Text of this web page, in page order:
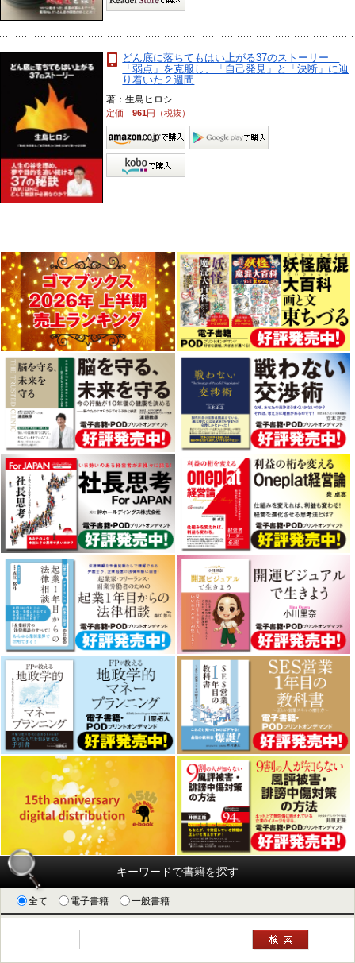
どん底に落ちてもはい上がる37のストーリー
「弱点」を克服し、「自己発見」と「決断」に辿
り着いた２週間
著：生島ヒロシ
定価961円（税抜）
キーワードで書籍を探す
全て 電子書籍 一般書籍